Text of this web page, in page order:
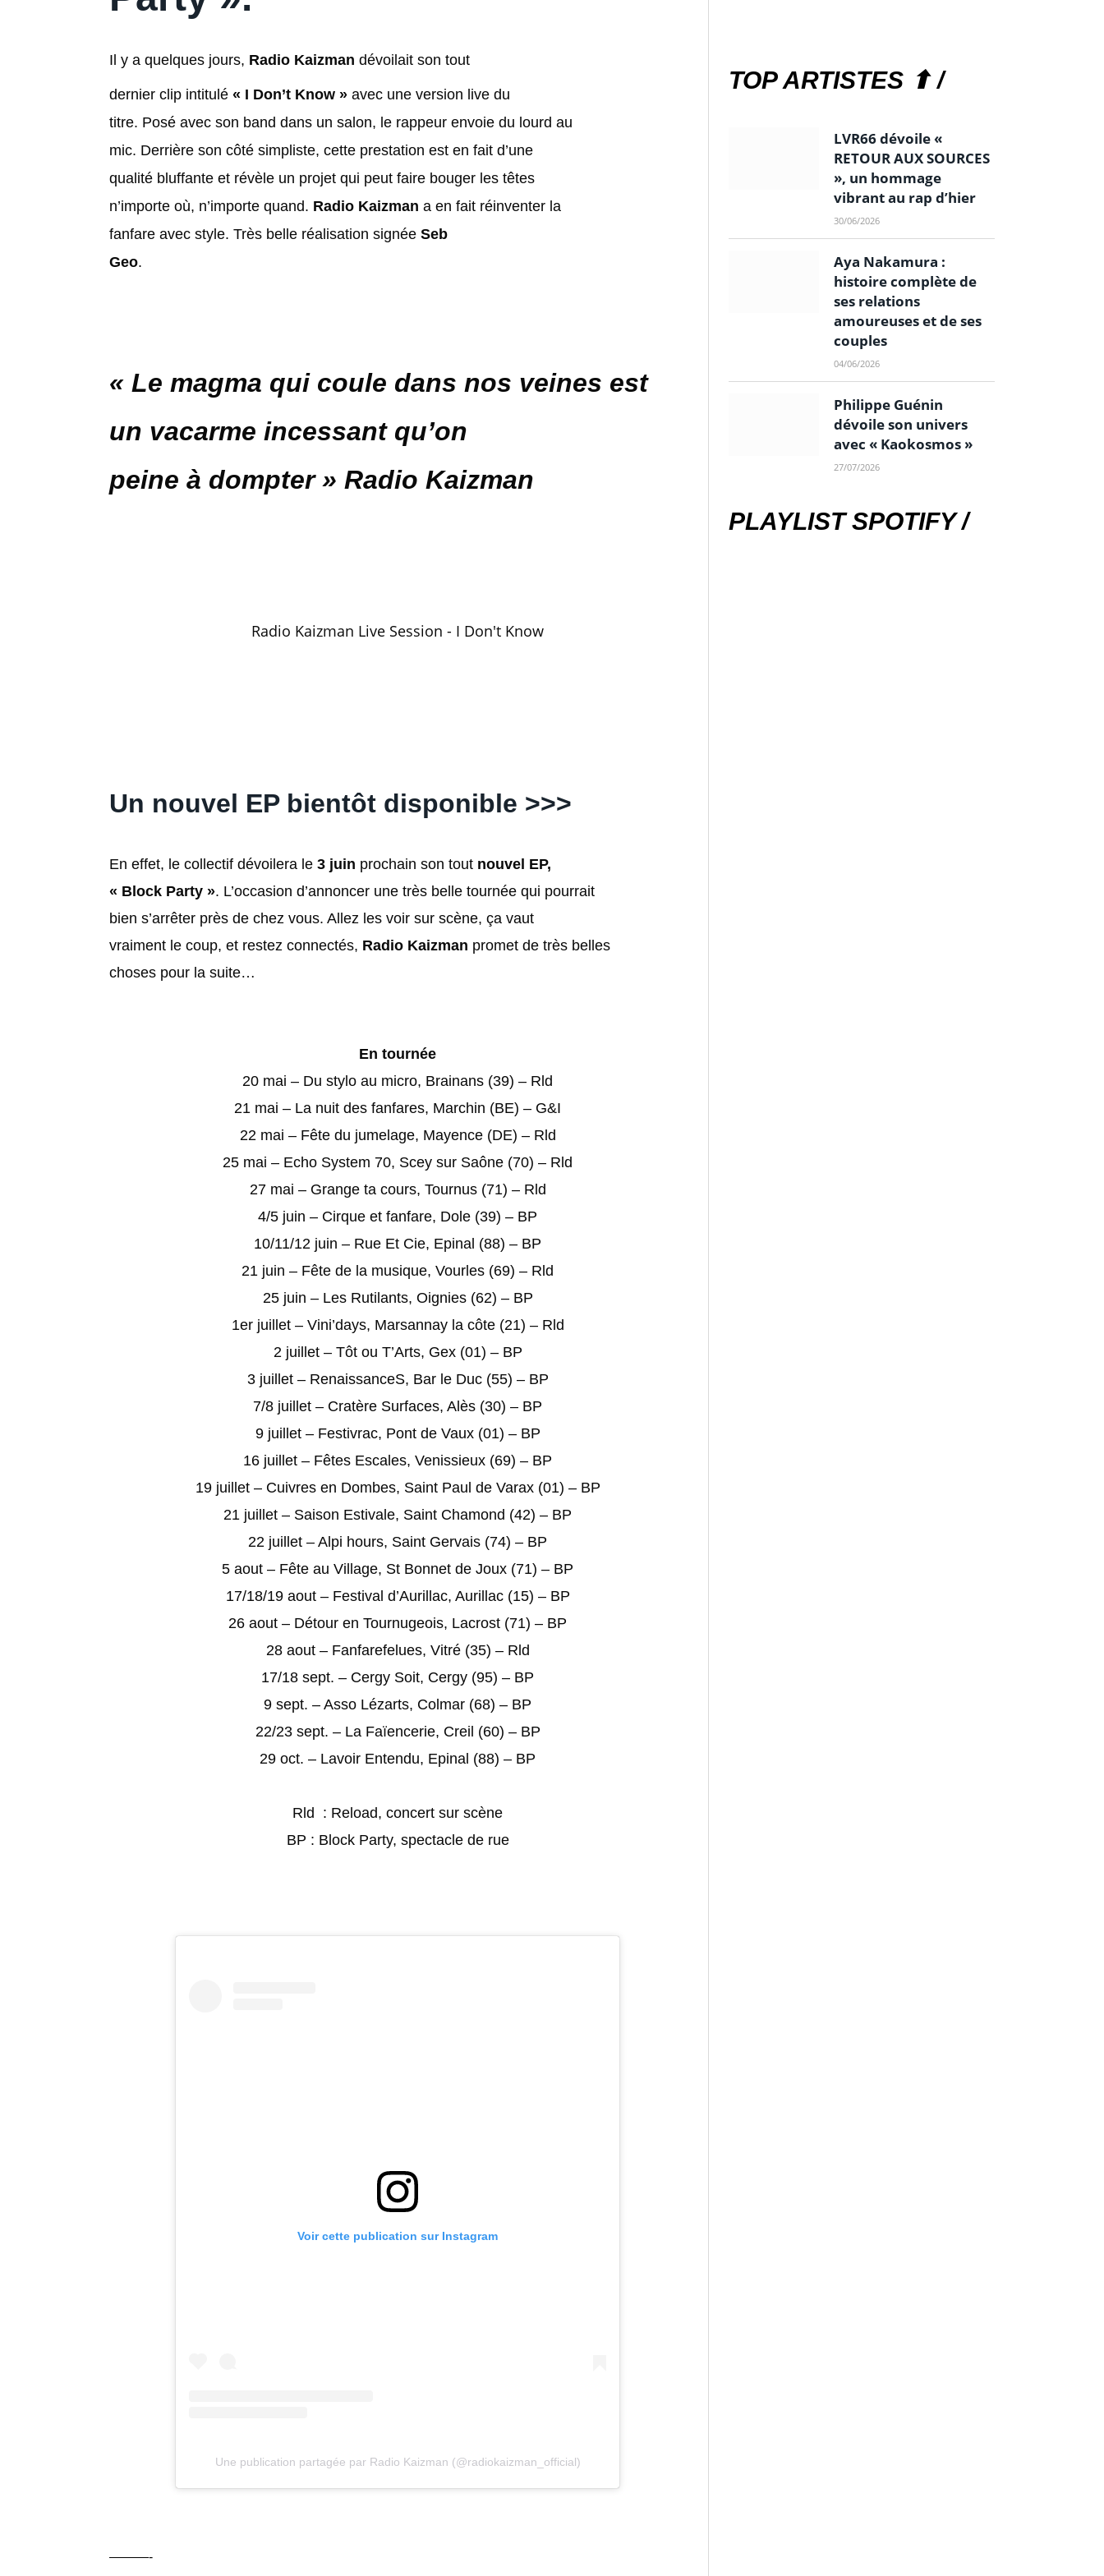
Il y a quelques jours, Radio Kaizman dévoilait son tout
dernier clip intitulé « I Don’t Know » avec une version live du
titre. Posé avec son band dans un salon, le rappeur envoie du lourd au
mic. Derrière son côté simpliste, cette prestation est en fait d’une
qualité bluffante et révèle un projet qui peut faire bouger les têtes
n’importe où, n’importe quand. Radio Kaizman a en fait réinventer la
fanfare avec style. Très belle réalisation signée Seb
Geo.
« Le magma qui coule dans nos veines est
un vacarme incessant qu’on
peine à dompter » Radio Kaizman
Radio Kaizman Live Session - I Don't Know
Un nouvel EP bientôt disponible >>>
En effet, le collectif dévoilera le 3 juin prochain son tout nouvel EP,
« Block Party ». L’occasion d’annoncer une très belle tournée qui pourrait
bien s’arrêter près de chez vous. Allez les voir sur scène, ça vaut
vraiment le coup, et restez connectés, Radio Kaizman promet de très belles
choses pour la suite…
En tournée
20 mai – Du stylo au micro, Brainans (39) – Rld
21 mai – La nuit des fanfares, Marchin (BE) – G&I
22 mai – Fête du jumelage, Mayence (DE) – Rld
25 mai – Echo System 70, Scey sur Saône (70) – Rld
27 mai – Grange ta cours, Tournus (71) – Rld
4/5 juin – Cirque et fanfare, Dole (39) – BP
10/11/12 juin – Rue Et Cie, Epinal (88) – BP
21 juin – Fête de la musique, Vourles (69) – Rld
25 juin – Les Rutilants, Oignies (62) – BP
1er juillet – Vini’days, Marsannay la côte (21) – Rld
2 juillet – Tôt ou T’Arts, Gex (01) – BP
3 juillet – RenaissanceS, Bar le Duc (55) – BP
7/8 juillet – Cratère Surfaces, Alès (30) – BP
9 juillet – Festivrac, Pont de Vaux (01) – BP
16 juillet – Fêtes Escales, Venissieux (69) – BP
19 juillet – Cuivres en Dombes, Saint Paul de Varax (01) – BP
21 juillet – Saison Estivale, Saint Chamond (42) – BP
22 juillet – Alpi hours, Saint Gervais (74) – BP
5 aout – Fête au Village, St Bonnet de Joux (71) – BP
17/18/19 aout – Festival d’Aurillac, Aurillac (15) – BP
26 aout – Détour en Tournugeois, Lacrost (71) – BP
28 aout – Fanfarefelues, Vitré (35) – Rld
17/18 sept. – Cergy Soit, Cergy (95) – BP
9 sept. – Asso Lézarts, Colmar (68) – BP
22/23 sept. – La Faïencerie, Creil (60) – BP
29 oct. – Lavoir Entendu, Epinal (88) – BP
Rld : Reload, concert sur scène
BP : Block Party, spectacle de rue
Voir cette publication sur Instagram
Une publication partagée par Radio Kaizman (@radiokaizman_official)
———-
TOP ARTISTES ⬆ /
LVR66 dévoile «
RETOUR AUX SOURCES
», un hommage
vibrant au rap d’hier
30/06/2026
Aya Nakamura :
histoire complète de
ses relations
amoureuses et de ses
couples
04/06/2026
Philippe Guénin
dévoile son univers
avec « Kaokosmos »
27/07/2026
PLAYLIST SPOTIFY /